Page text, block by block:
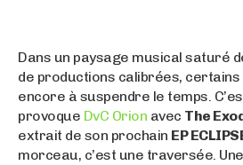
Dans un paysage musical saturé
de productions calibrées,
encore à suspendre le temps.
provoque DvC Orion avec The
extrait de son prochain EP
morceau, c’est une traversée.